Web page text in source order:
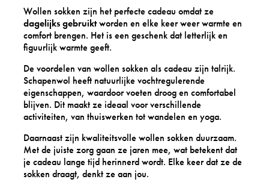
Wollen sokken zijn het perfecte cadeau omdat ze
dagelijks gebruiktworden en elke keer weer warmte en
comfort brengen. Het is een geschenk dat letterlijk en
figuurlijk warmte geeft.
De voordelen van wollen sokken als cadeau zijn talrijk.
Schapenwol heeft natuurlijke vochtregulerende
eigenschappen, waardoor voeten droog en comfortabel
blijven. Dit maakt ze ideaal voor verschillende
activiteiten, van thuiswerken tot wandelen en yoga.
Daarnaast zijn kwaliteitsvolle wollen sokken duurzaam.
Met de juiste zorg gaan ze jaren mee, wat betekent dat
je cadeau lange tijd herinnerd wordt. Elke keer dat ze de
sokken draagt, denkt ze aan jou.